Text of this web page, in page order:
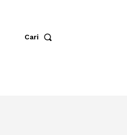
Cari